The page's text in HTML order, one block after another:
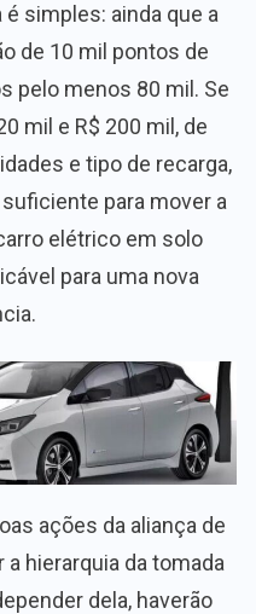
simples: ainda que a
de 10 mil pontos de
pelo menos 80 mil. Se
mil e R$ 200 mil, de
e tipo de recarga,
para mover a
elétrico em solo
para uma nova
ações da aliança de
hierarquia da tomada
dela, haverão